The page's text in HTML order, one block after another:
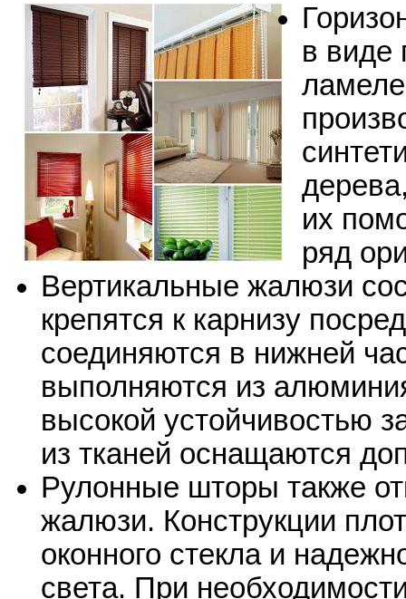
в виде
их
ряд
Вертикальные жалюзи
крепятся к карнизу
соединяются в нижней
выполняются из
высокой устойчивостью
из тканей оснащаются
Рулонные шторы также
жалюзи. Конструкции
оконного стекла и
света. При